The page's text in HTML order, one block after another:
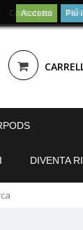
Contattaci
DIVENTA
Accetto Piú